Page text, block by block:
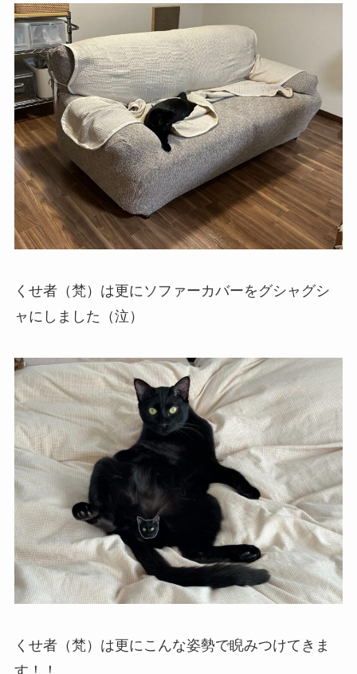
くせ者（梵）は更にソファーカバーをグシャグシ
ャにしました（泣）
くせ者（梵）は更にこんな姿勢で睨みつけてきま
す！！